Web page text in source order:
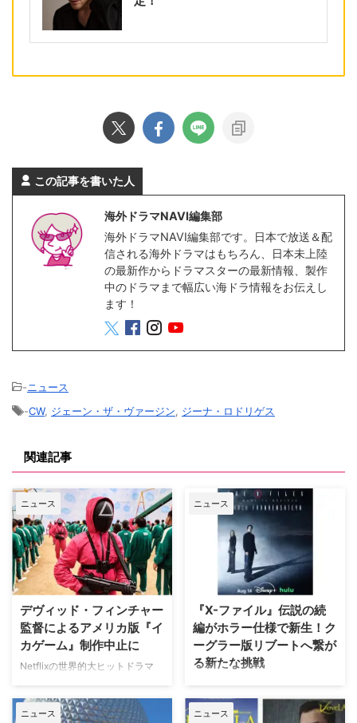
この記事を書いた人
海外ドラマNAVI編集部
海外ドラマNAVI編集部です。日本で放送＆配
信される海外ドラマはもちろん、日本未上陸
の最新作からドラマスターの最新情報、製作
中のドラマまで幅広い海ドラ情報をお伝えし
ます！
-ニュース
-CW, ジェーン・ザ・ヴァージン ジーナ・ロドリゲス
関連記事
ニュース
デヴィッド・フィンチャー
監督によるアメリカ版『イ
カゲーム』制作中止に
Netflixの世界的大ヒットドラマ
ド・フィンチャー監督がメガホン
をとる予定だった英語版スピンオ
ニュース
『X-ファイル』伝説の続
編がホラー仕様で新生！ク
ーグラー版リブートへ繋が
る新たな挑戦
SFサスペンスの金字塔『X-ファ
イル』の劇場版第2作『X-ファイ
ル：真実を求めて』が、18年の時
ニュース ニュース